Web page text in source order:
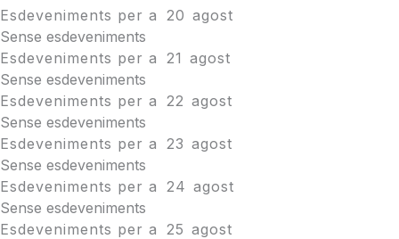
Esdeveniments per a
20 agost
Sense esdeveniments
Esdeveniments per a
21 agost
Sense esdeveniments
Esdeveniments per a
22 agost
Sense esdeveniments
Esdeveniments per a
23 agost
Sense esdeveniments
Esdeveniments per a
24 agost
Sense esdeveniments
Esdeveniments per a
25 agost